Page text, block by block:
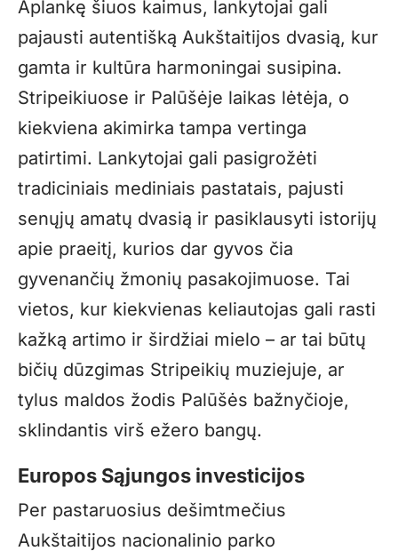
Aplankę šiuos kaimus, lankytojai gali
pajausti autentišką Aukštaitijos dvasią, kur
gamta ir kultūra harmoningai susipina.
Stripeikiuose ir Palūšėje laikas lėtėja, o
kiekviena akimirka tampa vertinga
patirtimi. Lankytojai gali pasigrožėti
tradiciniais mediniais pastatais, pajusti
senųjų amatų dvasią ir pasiklausyti istorijų
apie praeitį, kurios dar gyvos čia
gyvenančių žmonių pasakojimuose. Tai
vietos, kur kiekvienas keliautojas gali rasti
kažką artimo ir širdžiai mielo – ar tai būtų
bičių dūzgimas Stripeikių muziejuje, ar
tylus maldos žodis Palūšės bažnyčioje,
sklindantis virš ežero bangų.
Europos Sąjungos investicijos
Per pastaruosius dešimtmečius
Aukštaitijos nacionalinio parko